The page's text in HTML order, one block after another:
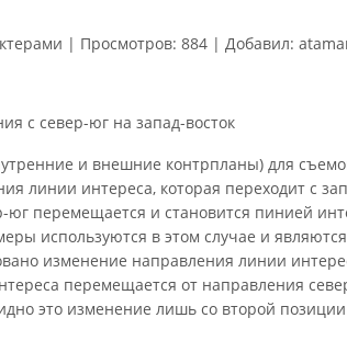
| Просмотров: 884 | Добавил:
с север-юг на запад-восток
и внешние контрпланы) для
линии интереса, которая переходит с
юг перемещается и становится пинией
используются в этом случае и
изменение направления линии
перемещается от направления
это изменение лишь со второй